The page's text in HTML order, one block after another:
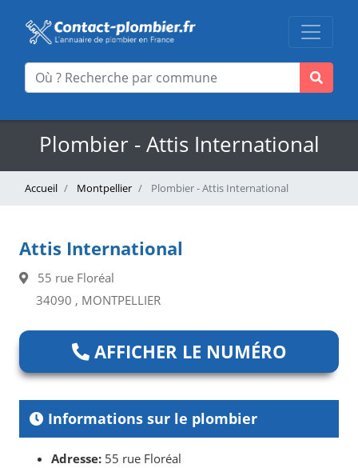
Plombier - Attis International
Accueil Montpellier Plombier - Attis International
Attis International
55 rue Floréal
34090 , MONTPELLIER
AFFICHER LE NUMÉRO
Informations sur le plombier
Adresse: 55 rue Floréal